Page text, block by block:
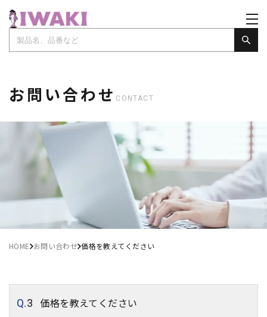
お問い合わせ CONTACT
HOME お問い合わせ 価格を教えてください
Q.3 価格を教えてください